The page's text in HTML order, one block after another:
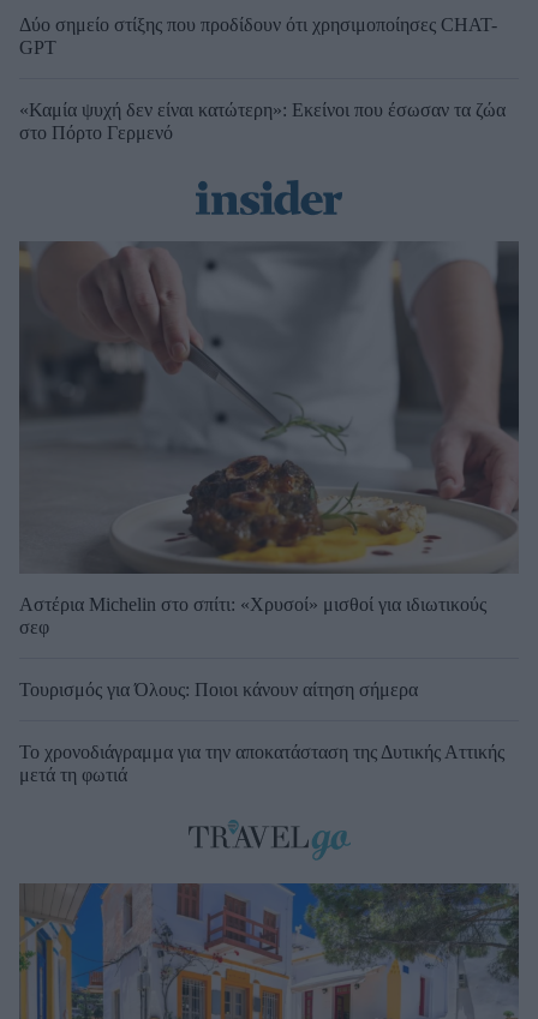
Δύο σημείο στίξης που προδίδουν ότι χρησιμοποίησες CHAT-
GPT
«Καμία ψυχή δεν είναι κατώτερη»: Εκείνοι που έσωσαν τα ζώα
στο Πόρτο Γερμενό
Αστέρια Michelin στο σπίτι: «Χρυσοί» μισθοί για ιδιωτικούς
σεφ
Τουρισμός για Όλους: Ποιοι κάνουν αίτηση σήμερα
Το χρονοδιάγραμμα για την αποκατάσταση της Δυτικής Αττικής
μετά τη φωτιά